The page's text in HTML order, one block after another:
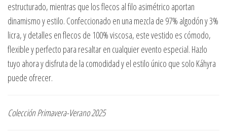
estructurado, mientras que los flecos al filo asimétrico aportan
dinamismo y estilo. Confeccionado en una mezcla de 97% algodón y 3%
licra, y detalles en flecos de 100% viscosa, este vestido es cómodo,
flexible y perfecto para resaltar en cualquier evento especial. Hazlo
tuyo ahora y disfruta de la comodidad y el estilo único que solo Káhyra
puede ofrecer.
Colección Primavera-Verano 2025